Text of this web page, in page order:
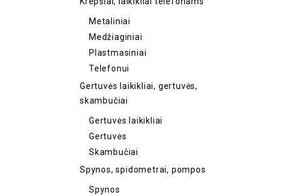
Metaliniai
Medžiaginiai
Plastmasiniai
Telefonui
Gertuvės laikikliai, gertuvės,
skambučiai
Gertuvės laikikliai
Gertuvės
Skambučiai
Spynos, spidometrai, pompos
Spynos